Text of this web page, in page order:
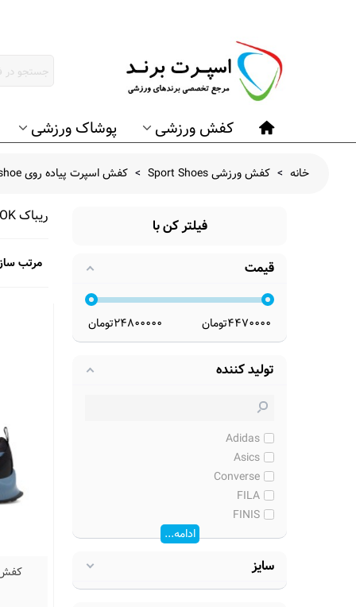
کفش ورزشی پوشاک ورزشی
خانه > کفش ورزشی Sport Shoes > کفش اسپرت پیاده روی Running shoe
فیلتر کن با
قیمت
4470000تومان 24800000تومان
تولید کننده
Adidas
Asics
Converse
FILA
FINIS
ادامه...
سایز
ریباک REEBOK
مرتب